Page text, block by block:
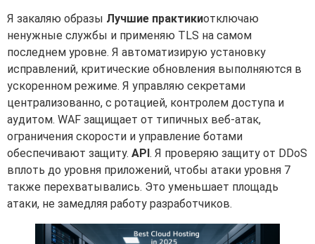
Я закаляю образы Лучшие практикиотключаю
ненужные службы и применяю TLS на самом
последнем уровне. Я автоматизирую установку
исправлений, критические обновления выполняются в
ускоренном режиме. Я управляю секретами
централизованно, с ротацией, контролем доступа и
аудитом. WAF защищает от типичных веб-атак,
ограничения скорости и управление ботами
обеспечивают защиту. API. Я проверяю защиту от DDoS
вплоть до уровня приложений, чтобы атаки уровня 7
также перехватывались. Это уменьшает площадь
атаки, не замедляя работу разработчиков.